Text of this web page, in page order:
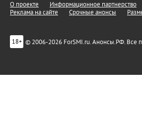
О проекте Информационное партнерство
Реклама на сайте
Срочные анонсы
18+ © 2006-2026 ForSMI.ru. Анонсы.РФ. Все